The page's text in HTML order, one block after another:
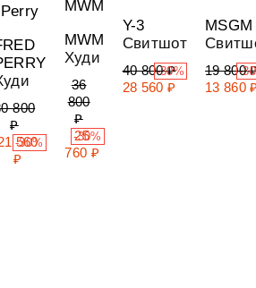
800
₽
560
₽
-30%
MWM
Худи
36
800
₽
25
760 ₽
-30%
Y-3
Свитшот
40 800 ₽
28 560 ₽
-30%
MSGM
19 800
13 860
-